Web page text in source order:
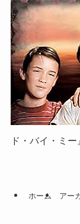
ド・バイ・ミー
ホーム アー